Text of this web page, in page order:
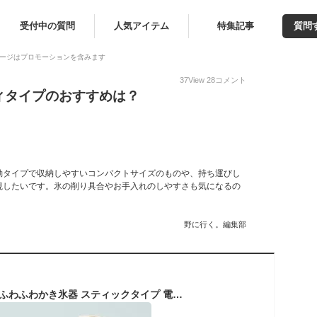
受付中の質問 人気アイテム 特集記事 質問
ジはプロモーションを含みます
37View 28コメント
イプのおすすめは？
イプで収納しやすいコンパクトサイズのものや、持ち運びし
たいです。氷の削り具合やお手入れのしやすさも気になるの
野に行く。編集部
Otona オトナ 大人のふわふわかき氷器 スティックタイプ 電動 かき氷器 かき氷機 氷かき器 ハンディ ワンプッシュ ふわ雪 大人 ふわふわ かき氷 DHIS-B3 ミルキーベージュ【送料無料】【レビュー報告でアイススプーン】